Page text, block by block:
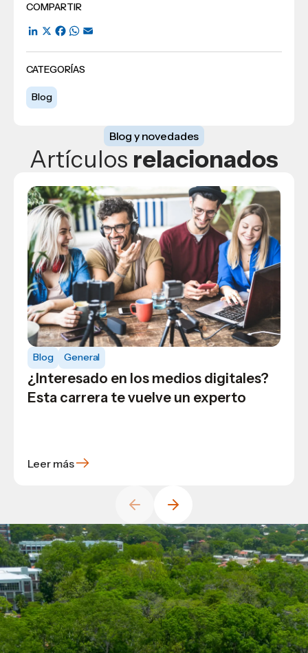
COMPARTIR
LinkedIn
X Facebook
WhatsApp
CATEGORÍAS
Blog
Blog y novedades
Artículos relacionados
Blog General
¿Interesado en los medios digitales?
Esta carrera te vuelve un experto
Leer más
Blog
Te contamos más sobre la carrera de
Arquitectura en USAP
Leer más
Blog
5 clases fundamentales que te
Leer más